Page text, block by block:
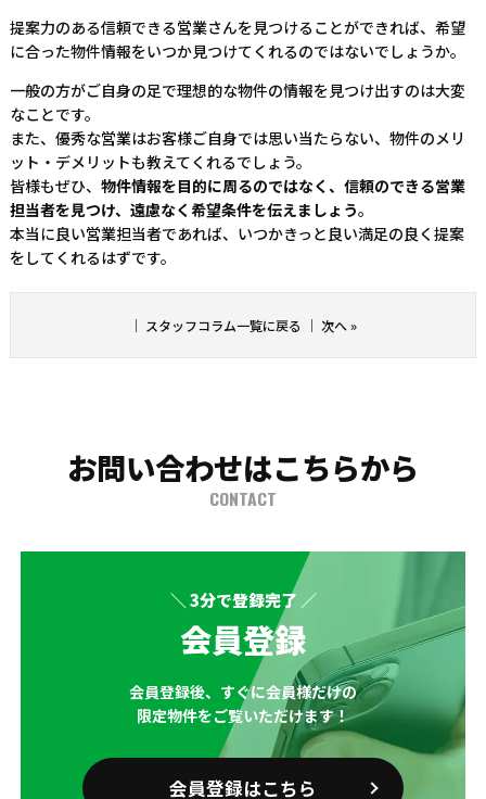
提案力のある信頼できる営業さんを見つけることができれば、希望
に合った物件情報をいつか見つけてくれるのではないでしょうか。
一般の方がご自身の足で理想的な物件の情報を見つけ出すのは大変
なことです。
また、優秀な営業はお客様ご自身では思い当たらない、物件のメリ
ット・デメリットも教えてくれるでしょう。
皆様もぜひ、 物件情報を目的に周るのではなく、信頼のできる営業
担当者を見つけ、遠慮なく希望条件を伝えましょう。
本当に良い営業担当者であれば、いつかきっと良い満足の良く提案
をしてくれるはずです。
｜ スタッフコラム一覧に戻る ｜ 次へ»
お問い合わせはこちらから
CONTACT
＼ 3分で登録完了 ／
会員登録
会員登録後、すぐに会員様だけの
限定物件をご覧いただけます！
会員登録はこちら